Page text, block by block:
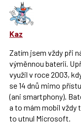
použít
i
N
pro
následující
a
P
pro
předchozí
nový
Kaz
Zatím jsem vždy při
výměnnou baterií.
využil v roce 2003,
se 14 dnů mimo
(ani smartphony).
a to mám mobil vždy
to utnul Microsoft.